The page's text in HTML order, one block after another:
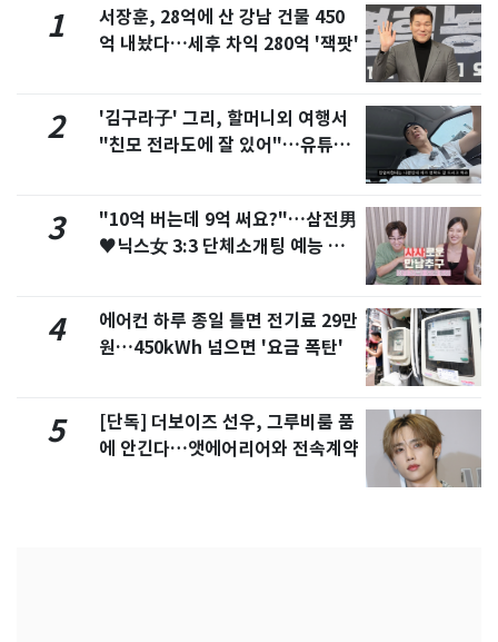
1
서장훈, 28억에 산 강남 건물 450
억 내놨다…세후 차익 280억 '잭팟'
2
'김구라子' 그리, 할머니외 여행서
"친모 전라도에 잘 있어"…유튜브
3
"10억 버는데 9억 써요?"…삼전男
♥닉스女 3:3 단체소개팅 예능 화
4
에어컨 하루 종일 틀면 전기료 29만
원…450kWh 넘으면 '요금 폭탄'
5
[단독] 더보이즈 선우, 그루비룸 품
에 안긴다…앳에어리어와 전속계약